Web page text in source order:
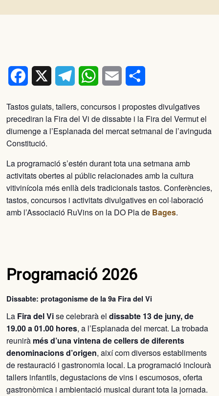
Facebook TelegramWhatsApp
Email
Tastos guiats, tallers, concursos i propostes divulgatives
precediran la Fira del Vi de dissabte i la Fira del Vermut el
diumenge a l’Esplanada del mercat setmanal de l’avinguda
Constitució.
La programació s’estén durant tota una setmana amb
activitats obertes al públic relacionades amb la cultura
vitivinícola més enllà dels tradicionals tastos. Conferències,
tastos, concursos i activitats divulgatives en col·laboració
amb l’Associació RuVins on la DO Pla de Bages.
Programació 2026
Dissabte: protagonisme de la 9a Fira del Vi
La Fira del Vise celebrarà el dissabte 13 de juny, de
19.00 a 01.00 hores, a l’Esplanada del mercat. La trobada
reunirà més d’una vintena de cellers de diferents
denominacions d’origen, així com diversos establiments
de restauració i gastronomia local. La programació inclourà
tallers infantils, degustacions de vins i escumosos, oferta
gastronòmica i ambientació musical durant tota la jornada.